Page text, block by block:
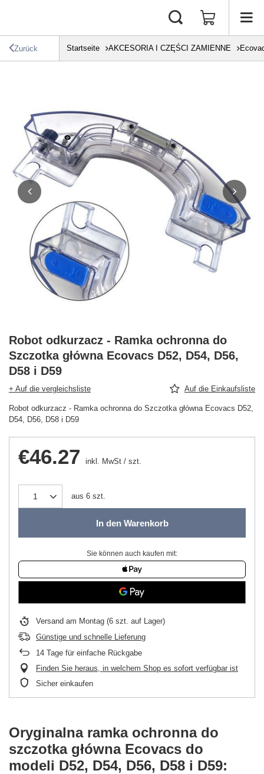
Zurück Startseite AKCESORIA I CZĘŚCI ZAMIENNE
Robot odkurzacz - Ramka ochronna do
Szczotka główna Ecovacs D52, D54, D56,
D58 i D59
+ Auf die vergleichsliste Auf die Einkaufsliste
Robot odkurzacz - Ramka ochronna do Szczotka główna Ecovacs D52,
D54, D56, D58 i D59
€46.27 inkl. MwSt / szt.
aus 6 szt.
In den Warenkorb
Sie können auch kaufen mit:
Versand am Montag (6 szt. auf Lager)
Günstige und schnelle Lieferung
14 Tage für einfache Rückgabe
Finden Sie heraus, in welchem Shop es sofort verfügbar ist
Sicher einkaufen
Oryginalna ramka ochronna do
szczotka główna Ecovacs do
modeli D52, D54, D56, D58 i D59: